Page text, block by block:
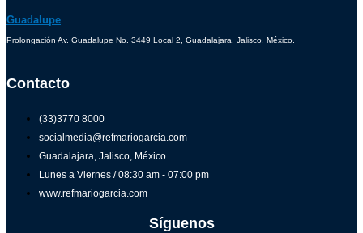
Guadalupe
Prolongación Av. Guadalupe No. 3449 Local 2, Guadalajara, Jalisco, México.
Contacto
(33)3770 8000
socialmedia@refmariogarcia.com
Guadalajara, Jalisco, México
Lunes a Viernes / 08:30 am - 07:00 pm
www.refmariogarcia.com
Síguenos